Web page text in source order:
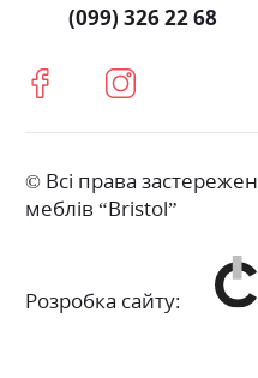
(099) 326 22 68
© Всі права
меблів “Bristol”
Розробка сайту: